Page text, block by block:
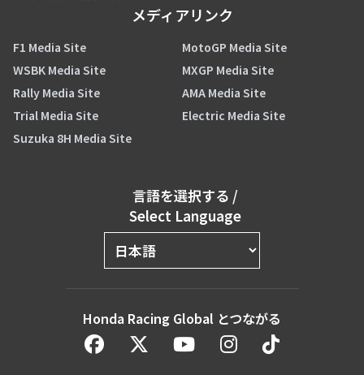
メディアリンク
F1 Media Site
MotoGP Media Site
WSBK Media Site
MXGP Media Site
Rally Media Site
AMA Media Site
Trial Media Site
Electric Media Site
Suzuka 8H Media Site
言語を選択する /
Select Language
Honda Racing Global とつながる